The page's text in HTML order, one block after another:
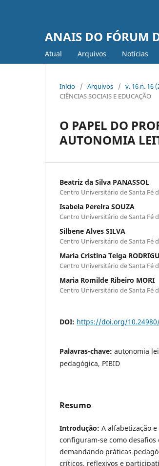
ANAIS DO FÓRUM
Atual Arquivos Notí­cias
Início / Arquivos / v. 16 n. 16
CIÊNCIAS SOCIAIS E EDUCAÇÃO
O PAPEL DO
AUTONOMIA
Beatriz da Silva PANASSOL
Centro Universitário de Santa Fé
Isabela Pereira SOUZA
Centro Universitário de Santa Fé
Silbene Alves SILVA
Centro Universitário de Santa Fé
Maria Cristina Teiga
Centro Universitário de Santa Fé
Maria Romilde Ribeiro MORI
Centro Universitário de Santa Fé
DOI: https://doi.org/
Palavras-chave: autonomia
pedagógica, PIBID
Resumo
Introdução: A alfabetização
configuram-se como
demandando práticas
críticos, reflexivos e